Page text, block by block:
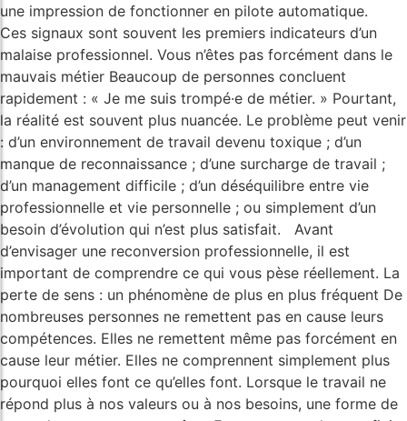
une impression de fonctionner en pilote automatique.
Ces signaux sont souvent les premiers indicateurs d’un
malaise professionnel. Vous n’êtes pas forcément dans le
mauvais métier Beaucoup de personnes concluent
rapidement : « Je me suis trompé·e de métier. » Pourtant,
la réalité est souvent plus nuancée. Le problème peut venir
: d’un environnement de travail devenu toxique ; d’un
manque de reconnaissance ; d’une surcharge de travail ;
d’un management difficile ; d’un déséquilibre entre vie
professionnelle et vie personnelle ; ou simplement d’un
besoin d’évolution qui n’est plus satisfait. Avant
d’envisager une reconversion professionnelle, il est
important de comprendre ce qui vous pèse réellement. La
perte de sens : un phénomène de plus en plus fréquent De
nombreuses personnes ne remettent pas en cause leurs
compétences. Elles ne remettent même pas forcément en
cause leur métier. Elles ne comprennent simplement plus
pourquoi elles font ce qu’elles font. Lorsque le travail ne
répond plus à nos valeurs ou à nos besoins, une forme de